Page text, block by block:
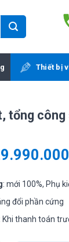
Thiết bị
tổng
: mới 100%, Phụ
đổi phần cứng
Khi thanh toán